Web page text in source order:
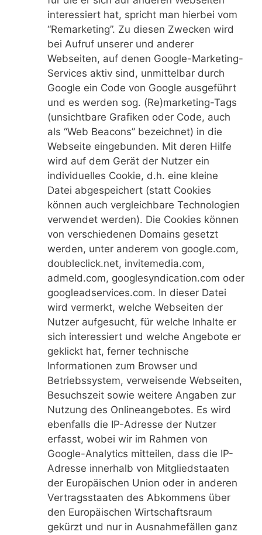
interessiert hat, spricht man hierbei vom
“Remarketing”. Zu diesen Zwecken wird
bei Aufruf unserer und anderer
Webseiten, auf denen Google-Marketing-
Services aktiv sind, unmittelbar durch
Google ein Code von Google ausgeführt
und es werden sog. (Re)marketing-Tags
(unsichtbare Grafiken oder Code, auch
als “Web Beacons” bezeichnet) in die
Webseite eingebunden. Mit deren Hilfe
wird auf dem Gerät der Nutzer ein
individuelles Cookie, d.h. eine kleine
Datei abgespeichert (statt Cookies
können auch vergleichbare Technologien
verwendet werden). Die Cookies können
von verschiedenen Domains gesetzt
werden, unter anderem von google.com,
doubleclick.net, invitemedia.com,
admeld.com, googlesyndication.com oder
googleadservices.com. In dieser Datei
wird vermerkt, welche Webseiten der
Nutzer aufgesucht, für welche Inhalte er
sich interessiert und welche Angebote er
geklickt hat, ferner technische
Informationen zum Browser und
Betriebssystem, verweisende Webseiten,
Besuchszeit sowie weitere Angaben zur
Nutzung des Onlineangebotes. Es wird
ebenfalls die IP-Adresse der Nutzer
erfasst, wobei wir im Rahmen von
Google-Analytics mitteilen, dass die IP-
Adresse innerhalb von Mitgliedstaaten
der Europäischen Union oder in anderen
Vertragsstaaten des Abkommens über
den Europäischen Wirtschaftsraum
gekürzt und nur in Ausnahmefällen ganz